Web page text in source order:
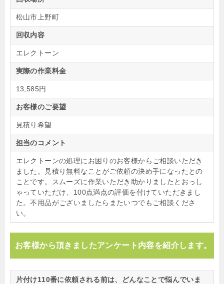
松山市上野町
回収内容
エレクトーン
実際の作業料金
13,585円
お客様のご要望
見積り希望
担当のコメント
エレクトーンの処理にお困りのお客様からご相談いただき
ました。見積り無料なことがご依頼の決め手になったとの
ことです。スムーズに作業いただき助かりましたとおっし
ゃっていただけ、100点満点の評価を付けていただきまし
た。不用品がございましたらまたいつでもご相談くださ
い。
お客様から頂きましたアンケート内容を紹介します。
片付け110番に依頼される前は、どんなことで悩んでいま